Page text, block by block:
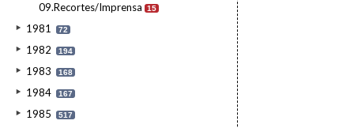
09.Recortes/Imprensa 15
1981 72
1982 194
1983 168
1984 167
1985 517